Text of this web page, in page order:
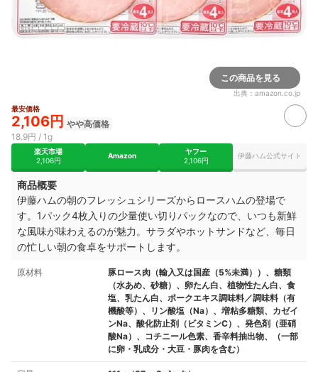
この商品を見る
出典： amazon.co.jp
最安価格
2,106円 やや高価格
18.9円 / 1g
楽天市場
2,106円
Amazon
ヤフー
2,106円
伊藤ハム公式サイト
商品概要
伊藤ハムの朝のフレッシュシリーズからロースハムの登場で
す。1パック4枚入りの少量使い切りパックなので、いつも新鮮
な風味が味わえるのが魅力。サラダやホットサンドなど、毎日
の忙しい朝の食卓をサポートします。
原材料
豚ロース肉（輸入又は国産（5%未満））、糖類
（水あめ、砂糖）、卵たん白、植物性たん白、食
塩、乳たん白、ポークエキス調味料／調味料（有
機酸等）、リン酸塩（Na）、増粘多糖類、カゼイ
ンNa、酸化防止剤（ビタミンC）、発色剤（亜硝
酸Na）、コチニール色素、香辛料抽出物、（一部
に卵・乳成分・大豆・豚肉を含む）